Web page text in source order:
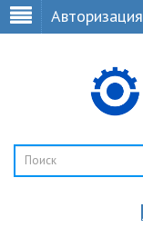
Авторизация